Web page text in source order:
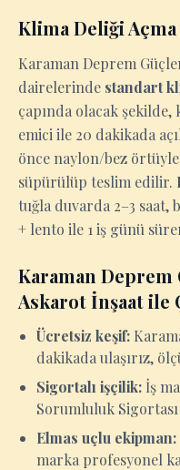
Klima Deliği Açma
Karaman Deprem
dairelerinde standart
çapında olacak
emici ile 20 dakikada
önce naylon/bez
süpürülüp teslim edilir.
tuğla duvarda 2–3 saat,
+ lento ile 1 iş günü
Karaman
Askarot İnşaat ile
Ücretsiz keşif:
dakikada ulaşırız,
Sigortalı işçilik: İş
Sorumluluk Sigortası
Elmas uçlu ekipman:
marka profesyonel